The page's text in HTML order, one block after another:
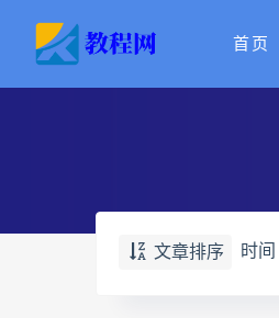
首页
文章排序 时间